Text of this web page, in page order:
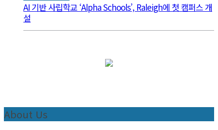
AI 기반 사립학교 ‘Alpha Schools’, Raleigh에 첫 캠퍼스 개
설
About Us